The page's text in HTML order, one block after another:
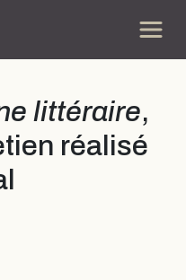
littéraire,
réalisé